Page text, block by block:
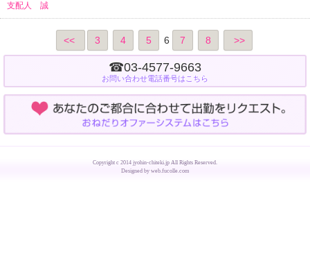
支配人 誠
<< 3 4 5 6 7 8 >>
☎03-4577-9663
お問い合わせ電話番号はこちら
Copyright c 2014 jyohin-chiteki.jp All Rights Reserved.
Designed by web.fucolle.com